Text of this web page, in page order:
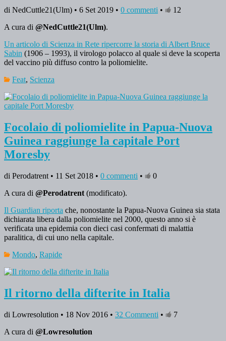
di NedCuttle21(Ulm) • 6 Set 2019 • 0 commenti •
12
A cura di @NedCuttle21(Ulm).
Un articolo di Scienza in Rete ripercorre la storia di Albert Bruce
Sabin (1906 – 1993), il virologo polacco al quale si deve la scoperta
del vaccino più diffuso contro la poliomielite.
Feat, Scienza
Focolaio di poliomielite in Papua-Nuova
Guinea raggiunge la capitale Port
Moresby
di Perodatrent • 11 Set 2018 • 0 commenti •
0
A cura di @Perodatrent (modificato).
Il Guardian riporta che, nonostante la Papua-Nuova Guinea sia stata
dichiarata libera dalla poliomielite nel 2000, questo anno si è
verificata una epidemia con dieci casi confermati di malattia
paralitica, di cui uno nella capitale.
Mondo, Rapide
Il ritorno della difterite in Italia
di Lowresolution • 18 Nov 2016 • 32 Commenti •
7
A cura di @Lowresolution